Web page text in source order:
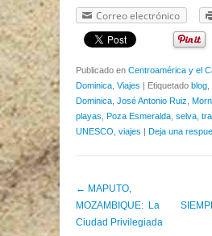
Correo electrónico
Publicado en Centroamérica y el
Dominica Viajes | Etiquetado blog
Dominica José Antonio Ruiz
playas Poza Esmeralda selva
UNESCO viajes | Deja una
Post navigation
← MAPUTO,
MOZAMBIQUE: La
Ciudad Privilegiada